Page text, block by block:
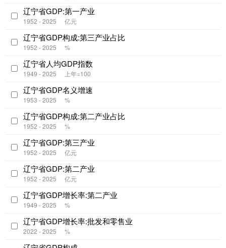
辽宁省GDP:第一产业
1952 - 2025 亿元
辽宁省GDP构成:第三产业占比
1952 - 2025 %
辽宁省人均GDP指数
1949 - 2025 上年=100
辽宁省GDP名义增速
1953 - 2025 %
辽宁省GDP构成:第二产业占比
1952 - 2025 %
辽宁省GDP:第三产业
1952 - 2025 亿元
辽宁省GDP:第二产业
1952 - 2025 亿元
辽宁省GDP增长率:第二产业
1949 - 2025 %
辽宁省GDP增长率:批发和零售业
2022 - 2025 %